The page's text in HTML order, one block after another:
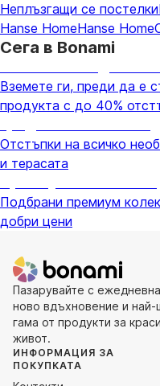
Неплъзгащи се постелки
Hanse HomeHanse Home
Сега в Bonami
Вземете ги, преди да е
продукта с до 40%
Отстъпки на всичко
и терасата
Подбрани премиум
добри цени
Пазарувайте с
ново вдъхновение и най-
гама от продукти за
живот.
ИНФОРМАЦИЯ ЗА
ПОКУПКАТА